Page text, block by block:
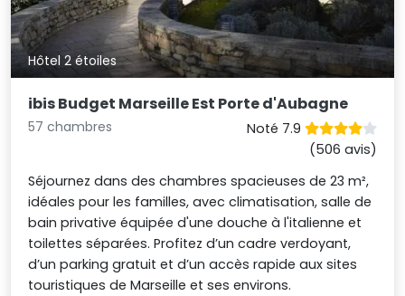
Hôtel 2 étoiles
ibis Budget Marseille Est Porte d'Aubagne
57 chambres
Noté 7.9
(506 avis)
Séjournez dans des chambres spacieuses de 23 m²,
idéales pour les familles, avec climatisation, salle de
bain privative équipée d'une douche à l'italienne et
toilettes séparées. Profitez d’un cadre verdoyant,
d’un parking gratuit et d’un accès rapide aux sites
touristiques de Marseille et ses environs.